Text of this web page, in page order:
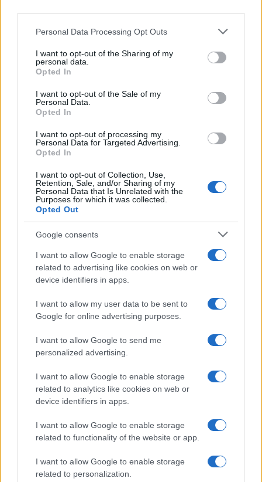
Personal Data Processing Opt Outs
I want to opt-out of the Sharing of my
personal data.
Opted In
I want to opt-out of the Sale of my
Personal Data.
Opted In
I want to opt-out of processing my
Personal Data for Targeted Advertising.
Opted In
I want to opt-out of Collection, Use,
Retention, Sale, and/or Sharing of my
Personal Data that Is Unrelated with the
Purposes for which it was collected.
Opted Out
Google consents
I want to allow Google to enable storage
related to advertising like cookies on web or
device identifiers in apps.
I want to allow my user data to be sent to
Google for online advertising purposes.
I want to allow Google to send me
personalized advertising.
I want to allow Google to enable storage
related to analytics like cookies on web or
device identifiers in apps.
I want to allow Google to enable storage
related to functionality of the website or app.
I want to allow Google to enable storage
related to personalization.
tjedana za visokorizične kontakte, PCR testiranje,
strogi nadzor, ograničenje kretanja te održavanje
fizičkog razmaka od jednog i pol do dva metra.
#Lisabon #Hantavirus